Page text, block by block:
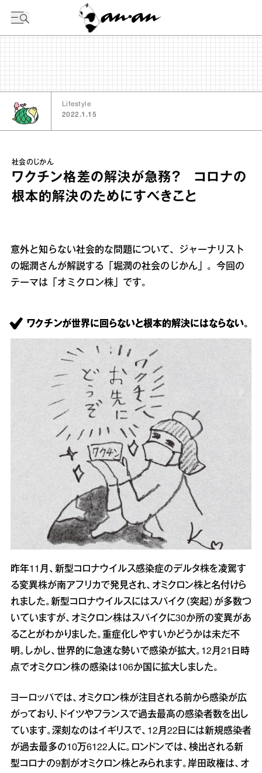
Lifestyle
2022.1.15
社会のじかん
ワクチン格差の解決が急務？ コロナの
根本的解決のためにすべきこと
意外と知らない社会的な問題について、ジャーナリスト
の堀潤さんが解説する「堀潤の社会のじかん」。今回の
テーマは「オミクロン株」です。
ワクチンが世界に回らないと根本的解決にはならない。
昨年11月、新型コロナウイルス感染症のデルタ株を凌駕す
る変異株が南アフリカで発見され、オミクロン株と名付けら
れました。新型コロナウイルスにはスパイク（突起）が多数つ
いていますが、オミクロン株はスパイクに30か所の変異があ
ることがわかりました。重症化しやすいかどうかは未だ不
明。しかし、世界的に急速な勢いで感染が拡大。12月21日時
点でオミクロン株の感染は106か国に拡大しました。
ヨーロッパでは、オミクロン株が注目される前から感染が広
がっており、ドイツやフランスで過去最高の感染者数を出し
ています。深刻なのはイギリスで、12月22日には新規感染者
が過去最多の10万6122人に。ロンドンでは、検出される新
型コロナの9割がオミクロン株とみられます。岸田政権は、オ